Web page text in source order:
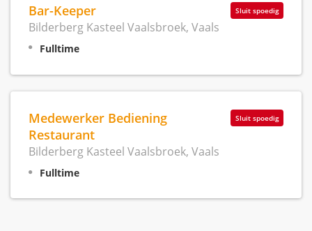
Sluit spoedig
Bar-Keeper
Bilderberg Kasteel Vaalsbroek, Vaals
Fulltime
Sluit spoedig
Medewerker Bediening
Restaurant
Bilderberg Kasteel Vaalsbroek, Vaals
Fulltime